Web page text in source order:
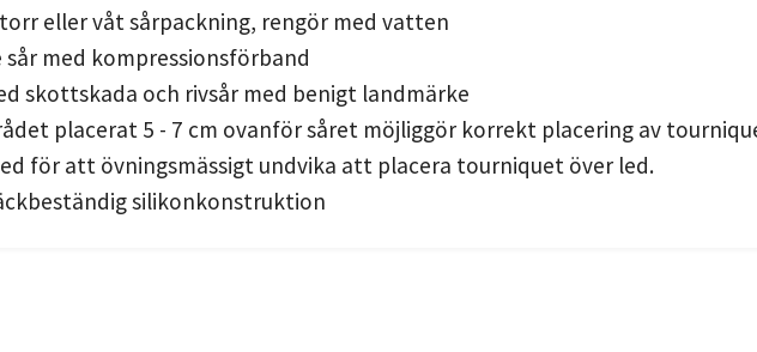
eller våt sårpackning, rengör med vatten
sår med kompressionsförband
skottskada och rivsår med benigt landmärke
placerat 5 - 7 cm ovanför såret möjliggör korrekt placering av
för att övningsmässigt undvika att placera tourniquet över led.
silikonkonstruktion